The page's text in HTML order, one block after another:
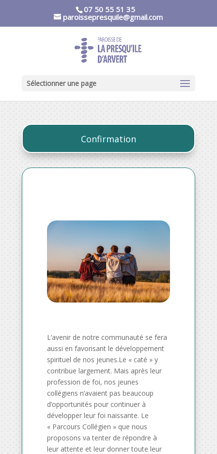
07 50 55 51 35
paroissepresquile@gmail.com
Sélectionner une page
Confirmation
L’avenir de notre communauté se fera
aussi en favorisant le développement
spirituel de nos jeunes.Le « caté » y
contribue largement. Mais après leur
profession de foi, nos jeunes
collégiens n’avaient pas beaucoup
d’opportunités pour continuer à
développer leur foi naissante. Le
« Parcours Collégien » que nous
proposons va tenter de répondre à
leur attente et leur donner toute leur